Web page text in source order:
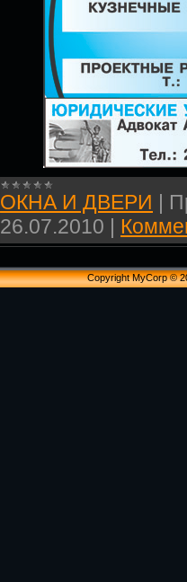
ОКНА И ДВЕРИ
26.07.2010
Copyright MyCorp ©